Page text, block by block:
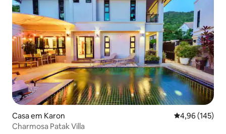
Casa em Karon Classificação
4,96 (145)
Charmosa Patak Villa